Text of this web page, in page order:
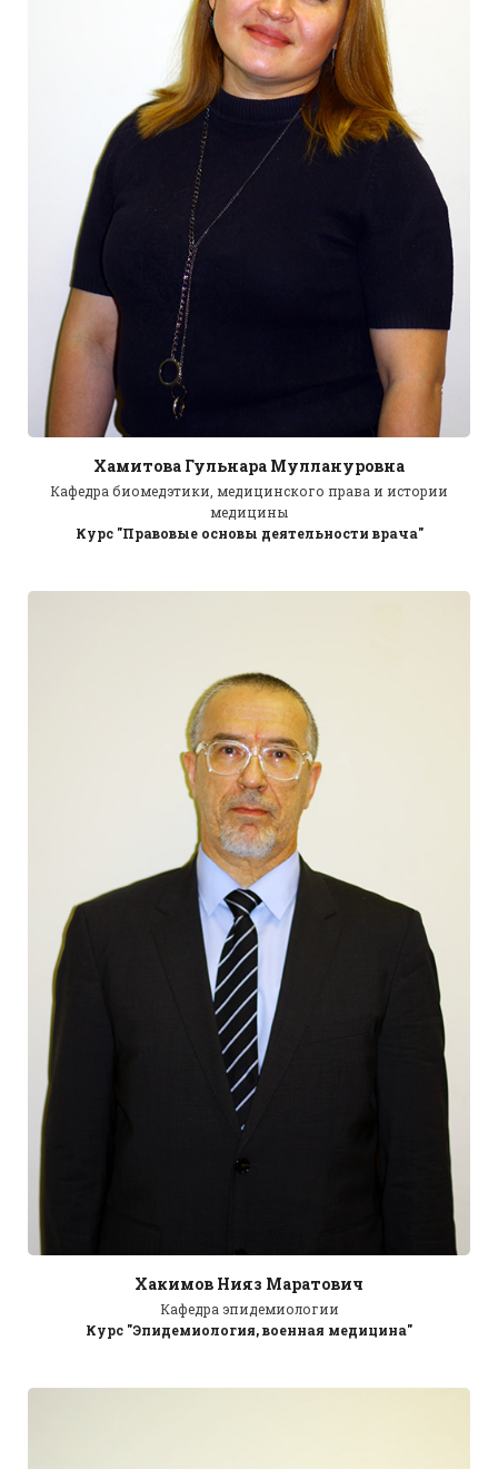
Хамитова Гульнара Муллануровна
Кафедра биомедэтики, медицинского права и истории
медицины
Курс "Правовые основы деятельности врача"
Хакимов Нияз Маратович
Кафедра эпидемиологии
Курс "Эпидемиология, военная медицина"